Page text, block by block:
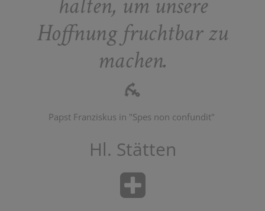
Hoffnung fruchtbar zu
machen.
Papst Franziskus in "Spes non confundit"
Hl. Stätten